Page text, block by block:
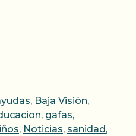
, Baja Visión,
, gafas,
, Noticias, sanidad,